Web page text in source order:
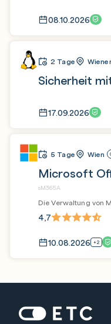
08.10.2026
2 Tage
Sicherheit
17.09.2026
5 Tage Wien
Microsoft
sM365A
Die Verwaltung von
4,7
10.08.2026 +2
Startseite: ETC